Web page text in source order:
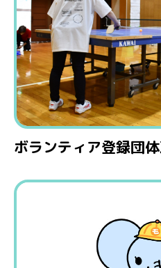
ボランティア登録団